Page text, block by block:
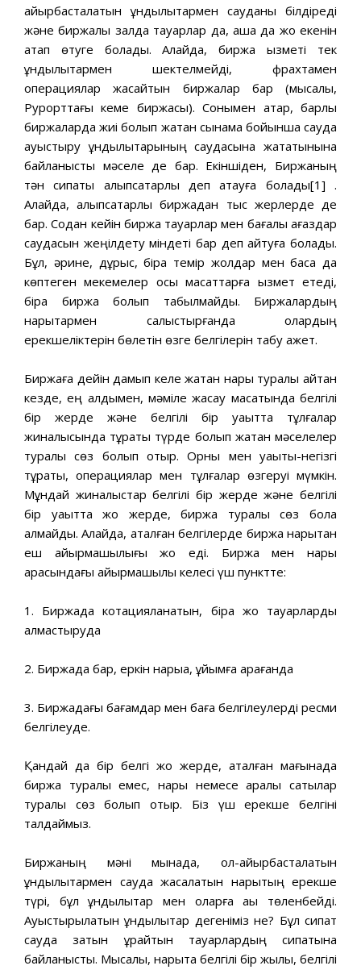
айырбасталатын құндылықтармен сауданы білдіреді
және биржалық залда тауарлар да, ақша да жоқ екенін
атап өтуге болады. Алайда, биржа қызметі тек
құндылықтармен шектелмейді, фрахтамен
операциялар жасайтын биржалар бар (мысалы,
Рурорттағы кеме биржасы). Сонымен қатар, барлық
биржаларда жиі болып жатқан сынама бойынша сауда
ауыстыру құндылықтарының саудасына жататынына
байланысты мәселе де бар. Екіншіден, Биржаның
тән сипаты алыпсатарлық деп атауға болады[1] .
Алайда, алыпсатарлық биржадан тыс жерлерде де
бар. Содан кейін биржа тауарлар мен бағалы қағаздар
саудасын жеңілдету міндеті бар деп айтуға болады.
Бұл, әрине, дұрыс, бірақ темір жолдар мен басқа да
көптеген мекемелер осы мақсаттарға қызмет етеді,
бірақ биржа болып табылмайды. Биржалардың
нарықтармен салыстырғанда олардың
ерекшеліктерін бөлетін өзге белгілерін табу қажет.
Биржаға дейін дамып келе жатқан нарық туралы айтқан
кезде, ең алдымен, мәміле жасау мақсатында белгілі
бір жерде және белгілі бір уақытта тұлғалар
жиналысында тұрақты түрде болып жатқан мәселелер
туралы сөз болып отыр. Орны мен уақыты-негізгі
тұрақты, операциялар мен тұлғалар өзгеруі мүмкін.
Мұндай жиналыстар белгілі бір жерде және белгілі
бір уақытта жоқ жерде, биржа туралы сөз бола
алмайды. Алайда, аталған белгілерде биржа нарықтан
еш айырмашылығы жоқ еді. Биржа мен нарық
арасындағы айырмашылық келесі үш пунктте:
1. Биржада котацияланатын, бірақ жоқ тауарларды
алмастыруда
2. Биржада бар, еркін нарыққа, ұйымға қарағанда
3. Биржадағы бағамдар мен баға белгілеулерді ресми
белгілеуде.
Қандай да бір белгі жоқ жерде, аталған мағынада
биржа туралы емес, нарық немесе аралық сатылар
туралы сөз болып отыр. Біз үш ерекше белгіні
талдаймыз.
Биржаның мәні мынада, ол-айырбасталатын
құндылықтармен сауда жасалатын нарықтың ерекше
түрі, бұл құндылықтар мен оларға ақы төленбейді.
Ауыстырылатын құндылықтар дегеніміз не? Бұл сипат
сауда затын құрайтын тауарлардың сипатына
байланысты. Мысалы, нарықта белгілі бір жылқы, белгілі